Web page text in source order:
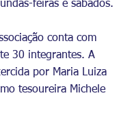
feiras e sábados.
conta com
30 integrantes. A
por Maria Luiza
tesoureira Michele